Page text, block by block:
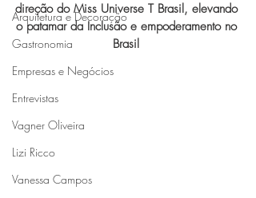
Arquitetura e Decoração
Gastronomia
Empresas e Negócios
Entrevistas
Vagner Oliveira
Lizi Ricco
Vanessa Campos
direção do Miss Universe T Brasil, elevando
o patamar da Inclusão e empoderamento no
Brasil